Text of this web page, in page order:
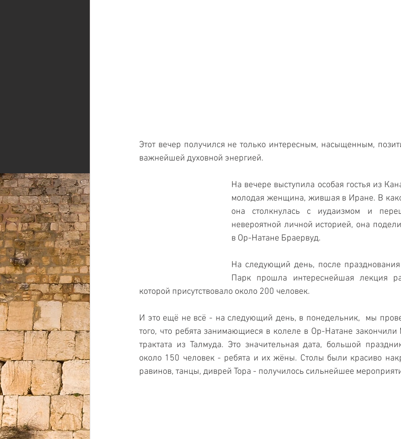
Этот вечер получился не только интересным, насыщенным,
важнейшей духовной энергией.
На вечере выступила особая гостья из
молодая женщина, жившая в Иране. В
она столкнулась с иудаизмом и
невероятной личной историей, она
в Ор-Натане Браервуд.
На следующий день, после
Парк прошла интереснейшая лекция
которой присутствовало около 200 человек.
И это ещё не всё - на следующий день, в понедельник,  мы
того, что ребята занимающиеся в колеле в Ор-Натане закончили
трактата из Талмуда. Это значительная дата, большой
около 150 человек - ребята и их жёны. Столы были красиво
равинов, танцы, диврей Тора - получилось сильнейшее